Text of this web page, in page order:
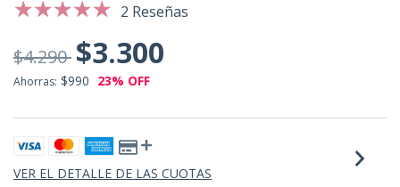
2 Reseñas
$4.290 $3.300
Ahorras: $990 23% OFF
VER EL DETALLE DE LAS CUOTAS